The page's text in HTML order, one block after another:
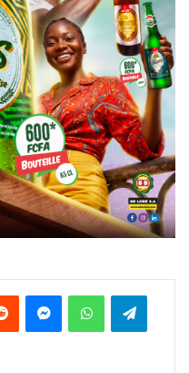
Reddit MessengerWhatsAppTelegram